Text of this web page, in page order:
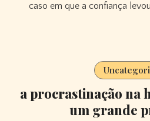
caso em que a confiança
a procrastinação na
um grande